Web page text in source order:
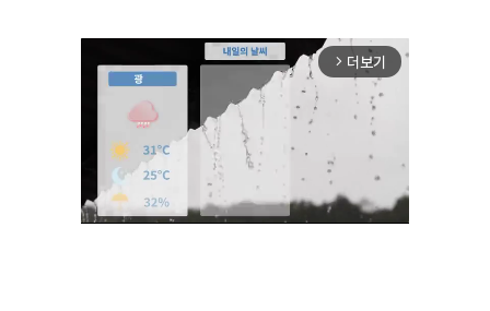
arrow_forward_ios 더보기